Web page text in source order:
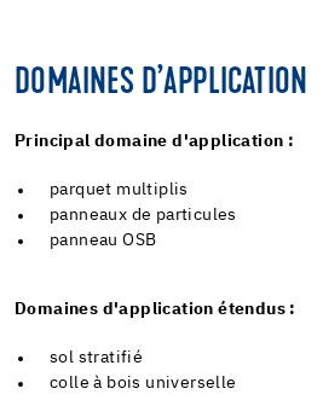
DOMAINES D’APPLICATION
Principal domaine d'application :
parquet multiplis
panneaux de particules
panneau OSB
Domaines d'application étendus :
sol stratifié
colle à bois universelle